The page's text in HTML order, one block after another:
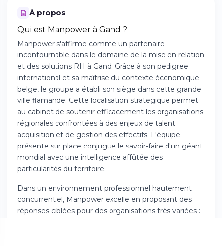
À propos
Qui est Manpower à Gand ?
Manpower s'affirme comme un partenaire
incontournable dans le domaine de la mise en relation
et des solutions RH à Gand. Grâce à son pedigree
international et sa maîtrise du contexte économique
belge, le groupe a établi son siège dans cette grande
ville flamande. Cette localisation stratégique permet
au cabinet de soutenir efficacement les organisations
régionales confrontées à des enjeux de talent
acquisition et de gestion des effectifs. L'équipe
présente sur place conjugue le savoir-faire d'un géant
mondial avec une intelligence affûtée des
particularités du territoire.
Dans un environnement professionnel hautement
concurrentiel, Manpower excelle en proposant des
réponses ciblées pour des organisations très variées :